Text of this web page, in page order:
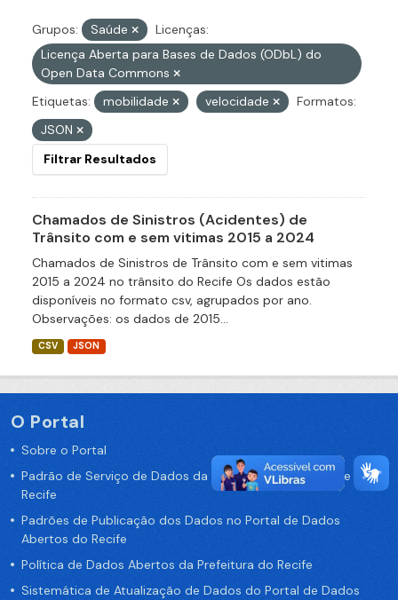
Grupos: Saúde
Licenças:
Licença Aberta para Bases de Dados (ODbL) do
Open Data Commons
Etiquetas:
mobilidade velocidade
Formatos:
JSON
Filtrar Resultados
Chamados de Sinistros (Acidentes) de
Trânsito com e sem vitimas 2015 a 2024
Chamados de Sinistros de Trânsito com e sem vitimas
2015 a 2024 no trânsito do Recife Os dados estão
disponíveis no formato csv, agrupados por ano.
Observações: os dados de 2015...
CSV JSON
O Portal
Sobre o Portal
Padrão de Serviço de Dados da Prefeitura da Cidade de
Recife
Padrões de Publicação dos Dados no Portal de Dados
Abertos do Recife
Política de Dados Abertos da Prefeitura do Recife
Sistemática de Atualização de Dados do Portal de Dados